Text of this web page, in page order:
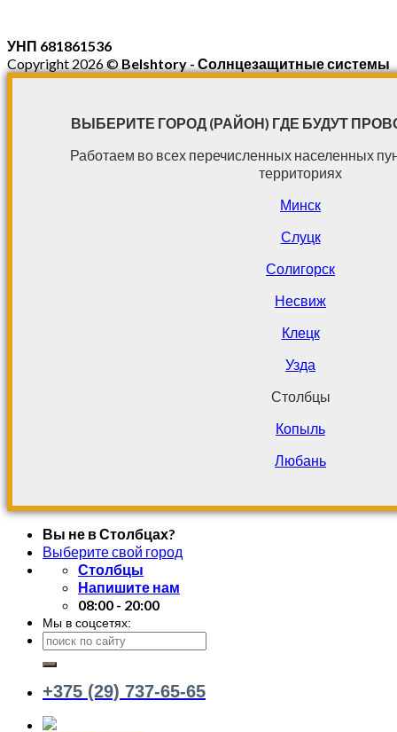
УНП 681861536
Copyright 2026 ©Belshtory - Солнцезащитные системы
ВЫБЕРИТЕ ГОРОД (РАЙОН) ГДЕ БУДУТ
Работаем во всех перечисленных населенных
территориях
Минск
Слуцк
Солигорск
Несвиж
Клецк
Узда
Столбцы
Копыль
Любань
Вы не в Столбцах?
Выберите свой город
Столбцы
Напишите нам
08:00 - 20:00
Мы в соцсетях:
+375 (29) 737-65-65